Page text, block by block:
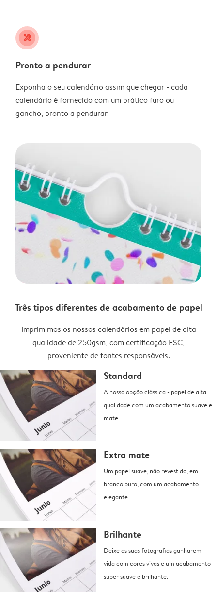
tools
Pronto a pendurar
Exponha o seu calendário assim que chegar - cada
calendário é fornecido com um prático furo ou
gancho, pronto a pendurar.
Três tipos diferentes de acabamento de papel
Imprimimos os nossos calendários em papel de alta
qualidade de 250gsm, com certificação FSC,
proveniente de fontes responsáveis.
Standard
A nossa opção clássica - papel de alta
qualidade com um acabamento suave e
mate.
Extra mate
Um papel suave, não revestido, em
branco puro, com um acabamento
elegante.
Brilhante
Deixe as suas fotografias ganharem
vida com cores vivas e um acabamento
super suave e brilhante.